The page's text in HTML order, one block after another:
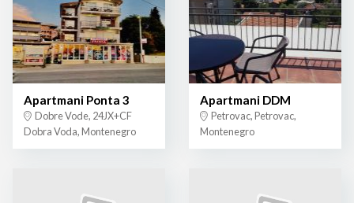
Apartmani Ponta 3
Dobre Vode, 24JX+CF
Dobra Voda, Montenegro
Apartmani DDM
Petrovac, Petrovac,
Montenegro